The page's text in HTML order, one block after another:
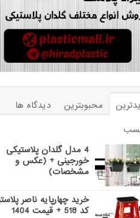
محبوبترین
دیدگاه ها
4 مدل گلدان پلاستیکی
خورجینی + (عکس و
مشخصات)
خرید چهارپایه ناصر
کد 518 + قیمت 1404